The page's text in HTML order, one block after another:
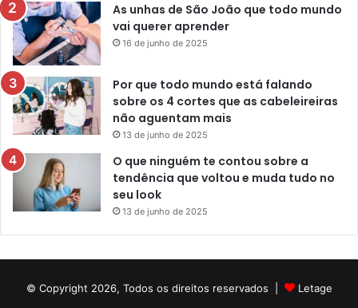
As unhas de São João que todo mundo
vai querer aprender
16 de junho de 2025
Por que todo mundo está falando
sobre os 4 cortes que as cabeleireiras
não aguentam mais
13 de junho de 2025
O que ninguém te contou sobre a
tendência que voltou e muda tudo no
seu look
13 de junho de 2025
© Copyright 2026, Todos os direitos reservados |
Letage